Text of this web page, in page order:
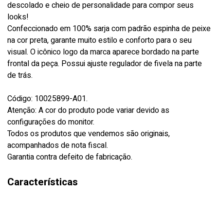
descolado e cheio de personalidade para compor seus
looks!
Confeccionado em 100% sarja com padrão espinha de peixe
na cor preta, garante muito estilo e conforto para o seu
visual. O icônico logo da marca aparece bordado na parte
frontal da peça. Possui ajuste regulador de fivela na parte
de trás.
Código: 10025899-A01.
Atenção: A cor do produto pode variar devido as
configurações do monitor.
Todos os produtos que vendemos são originais,
acompanhados de nota fiscal.
Garantia contra defeito de fabricação.
Características